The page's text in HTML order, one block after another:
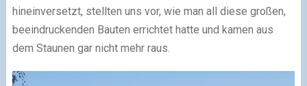
hineinversetzt, stellten uns vor, wie man all diese großen,
beeindruckenden Bauten errichtet hatte und kamen aus
dem Staunen gar nicht mehr raus.